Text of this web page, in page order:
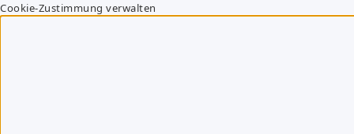
Cookie-Zustimmung verwalten